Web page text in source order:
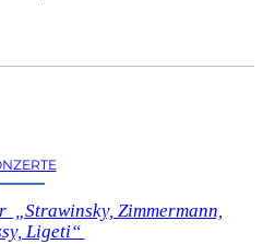
Zimmermann,
Ligeti“